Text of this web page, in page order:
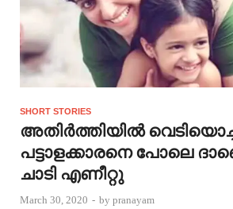
SHORT STORIES
അതിർത്തിയിൽ വെടിയൊച്ച
പട്ടാളക്കാരനെ പോലെ
ചാടി എണീറ്റു
March 30, 2020 - by pranayam